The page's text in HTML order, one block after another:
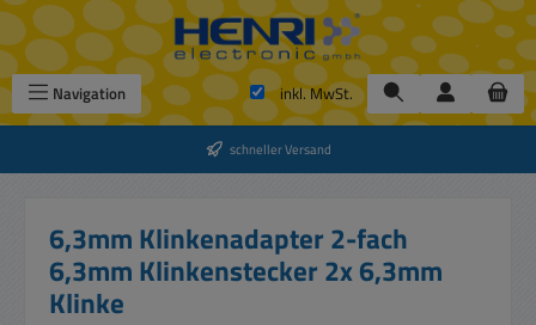
Zum Hauptinhalt springen
Navigation inkl. MwSt.
schneller Versand
6,3mm Klinkenadapter 2-fach
6,3mm Klinkenstecker 2x 6,3mm
Klinke